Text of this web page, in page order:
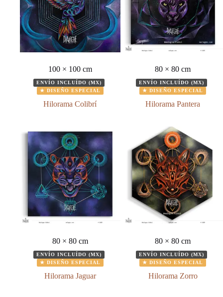
100 × 100 cm
ENVÍO INCLUÍDO (MX)
★ DISEÑO ESPECIAL
Hilorama Colibrí
80 × 80 cm
ENVÍO INCLUÍDO (MX)
★ DISEÑO ESPECIAL
Hilorama Pantera
80 × 80 cm
ENVÍO INCLUÍDO (MX)
★ DISEÑO ESPECIAL
Hilorama Jaguar
80 × 80 cm
ENVÍO INCLUÍDO (MX)
★ DISEÑO ESPECIAL
Hilorama Zorro